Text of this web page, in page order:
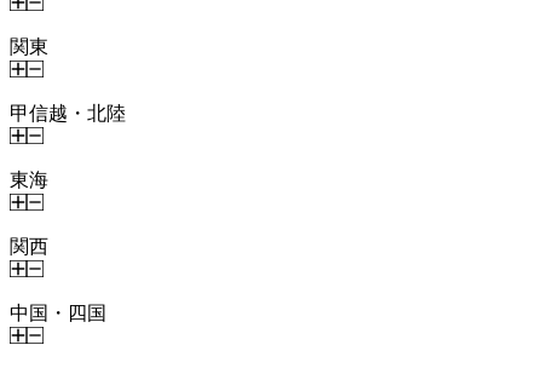
関東
甲信越・北陸
東海
関西
中国・四国